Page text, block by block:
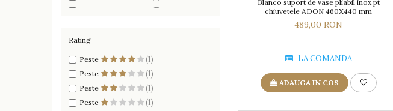
(7)
500 RON - 750 RON
Peste 1000 RON (1)
Rating
Peste (1)
Peste (1)
Peste (1)
Peste (1)
Blanco suport de vase pliabil inox pt
chiuvetele ADON 460X440 mm
489,00 RON
LA COMANDA
ADAUGA IN COS